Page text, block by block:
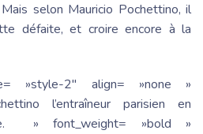
selon Mauricio Pochettino, il
défaite, et croire encore à la
»style-2″ align= »none »
l’entraîneur parisien en
» font_weight= »bold »